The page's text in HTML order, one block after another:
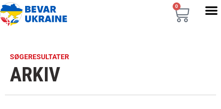
0
SØGERESULTATER
ARKIV